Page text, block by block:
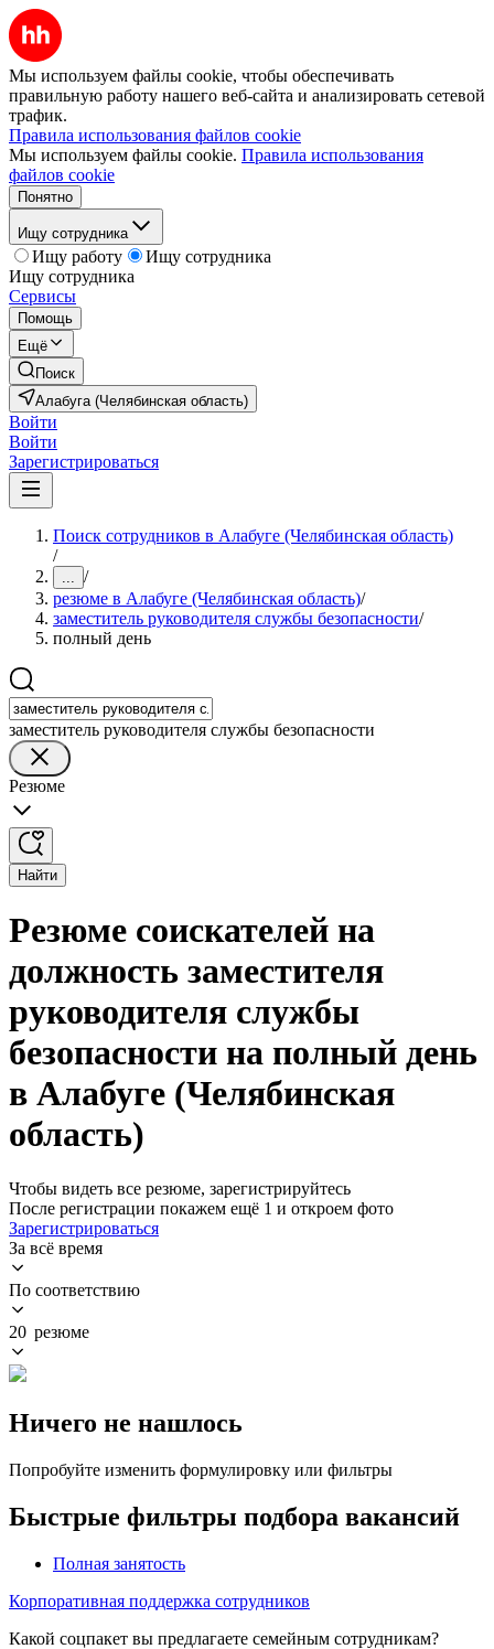
Мы используем файлы cookie, чтобы обеспечивать
правильную работу нашего веб-сайта и анализировать сетевой
трафик.
Правила использования файлов cookie
Мы используем файлы cookie. Правила использования
файлов cookie
Понятно
Ищу сотрудника
Ищу работу
Ищу сотрудника
Ищу сотрудника
Сервисы
Помощь
Ещё
Поиск
Алабуга (Челябинская область)
Войти
Войти
Зарегистрироваться
Поиск сотрудников в Алабуге (Челябинская область)
/
... /
резюме в Алабуге (Челябинская область)/
заместитель руководителя службы безопасности/
полный день
заместитель руководителя службы безопасности
Резюме
Найти
Резюме соискателей на
должность заместителя
руководителя службы
безопасности на полный день
в Алабуге (Челябинская
область)
Чтобы видеть все резюме, зарегистрируйтесь
После регистрации покажем ещё 1 и откроем фото
Зарегистрироваться
За всё время
По соответствию
20 резюме
Ничего не нашлось
Попробуйте изменить формулировку или фильтры
Быстрые фильтры подбора вакансий
Полная занятость
Корпоративная поддержка сотрудников
Какой соцпакет вы предлагаете семейным сотрудникам?